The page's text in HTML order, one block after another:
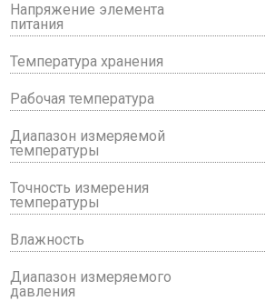
Напряжение элемента
питания
Температура хранения
Рабочая температура
Диапазон измеряемой
температуры
Точность измерения
температуры
Влажность
Диапазон измеряемого
давления